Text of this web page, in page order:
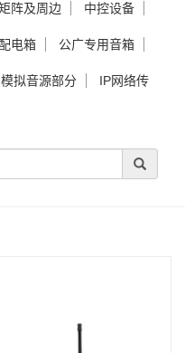
阵及周边 中控设备
电箱 公广专用音箱
模拟音源部分 IP网络传